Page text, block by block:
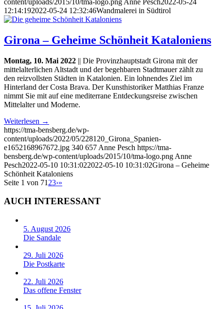
12:14:192022-05-24 12:32:46Wandmalerei in Südtirol
Girona – Geheime Schönheit Kataloniens
Montag, 10. Mai 2022 || Die Provinzhauptstadt Girona mit der
mittelalterlichen Altstadt und der begehbaren Stadtmauer zählt zu
den reizvollsten Städten in Katalonien. Ein lohnendes Ziel im
Hinterland der Costa Brava. Der Kunsthistoriker Matthias Franze
nimmt Sie mit auf eine mediterrane Entdeckungsreise zwischen
Mittelalter und Moderne.
Weiterlesen →
https://tma-bensberg.de/wp-
content/uploads/2022/05/228120_Girona_Spanien-
e1652168967672.jpg 340 657 Anne Pesch https://tma-
bensberg.de/wp-content/uploads/2015/10/tma-logo.png Anne
Pesch2022-05-10 10:31:022022-05-10 10:31:02Girona – Geheime
Schönheit Kataloniens
Seite 1 von 71 23›»
AUCH INTERESSANT
5. August 2026
Die Sandale
29. Juli 2026
Die Postkarte
22. Juli 2026
Das offene Fenster